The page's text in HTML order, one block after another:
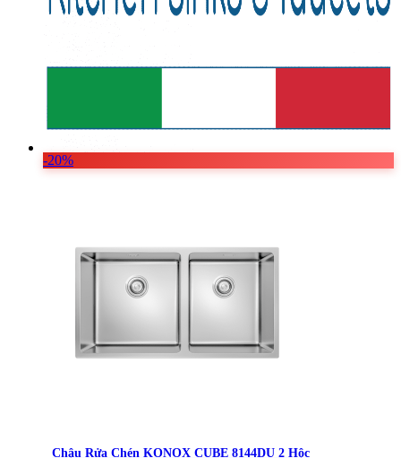
-20%
Chậu Rửa Chén KONOX CUBE 8144DU 2 Hộc